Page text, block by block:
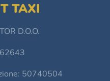
TAXI
D.O.O.
50740504